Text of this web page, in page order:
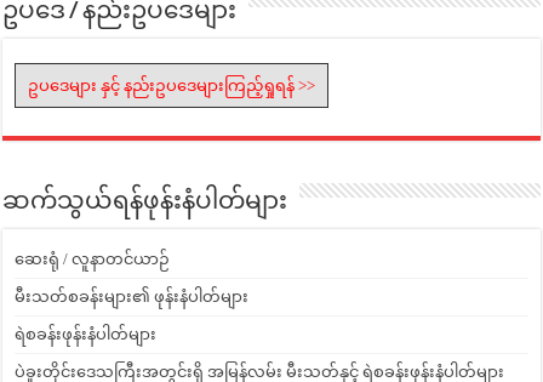
ဥပဒေ / နည်းဥပဒေများ
ဥပဒေများ နှင့် နည်းဥပဒေများကြည့်ရှုရန် >>
ဆက်သွယ်ရန်ဖုန်းနံပါတ်များ
ဆေးရုံ / လူနာတင်ယာဉ်
မီးသတ်စခန်းများ၏ ဖုန်းနံပါတ်များ
ရဲစခန်းဖုန်းနံပါတ်များ
ပဲခူးတိုင်းဒေသကြီးအတွင်းရှိ အမြန်လမ်း မီးသတ်နှင့် ရဲစခန်းဖုန်းနံပါတ်များ